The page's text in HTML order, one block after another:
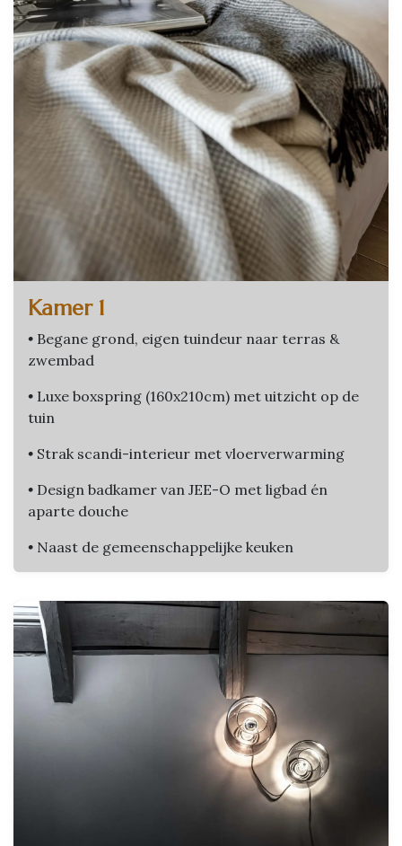
Kamer 1
• Begane grond, eigen tuindeur naar terras &
zwembad
• Luxe boxspring (160x210cm) met uitzicht op de
tuin
• Strak scandi-interieur met vloerverwarming
• Design badkamer van JEE-O met ligbad én
aparte douche
• Naast de gemeenschappelijke keuken